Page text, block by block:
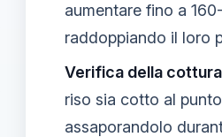
aumentare fino a
raddoppiando il loro
Verifica della
riso sia cotto al
assaporandolo